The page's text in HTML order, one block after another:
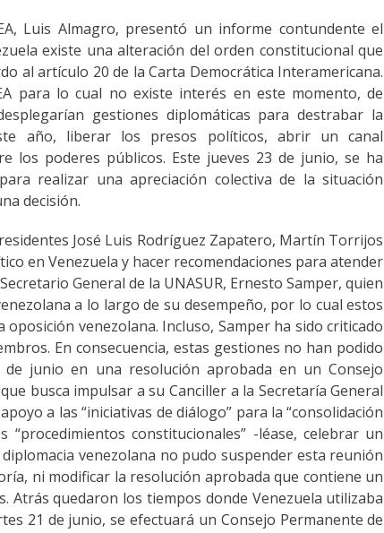
Luis Almagro, presentó un informe contundente el
existe una alteración del orden constitucional que
al artículo 20 de la Carta Democrática Interamericana.
para lo cual no existe interés en este momento, de
gestiones diplomáticas para destrabar la
año, liberar los presos políticos, abrir un canal
los poderes públicos. Este jueves 23 de junio, se ha
realizar una apreciación colectiva de la situación
decisión.
José Luis Rodríguez Zapatero, Martín Torrijos
en Venezuela y hacer recomendaciones para atender
General de la UNASUR, Ernesto Samper, quien
a lo largo de su desempeño, por lo cual estos
venezolana. Incluso, Samper ha sido criticado
En consecuencia, estas gestiones no han podido
junio en una resolución aprobada en un Consejo
busca impulsar a su Canciller a la Secretaría General
a las “iniciativas de diálogo” para la “consolidación
constitucionales” -léase, celebrar un
venezolana no pudo suspender esta reunión
ni modificar la resolución aprobada que contiene un
Atrás quedaron los tiempos donde Venezuela utilizaba
21 de junio, se efectuará un Consejo Permanente de